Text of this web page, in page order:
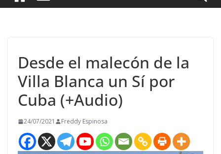
Desde el malecón de la
Villa Blanca un Sí por
Cuba (+Audio)
24/07/2021 Freddy Espinosa